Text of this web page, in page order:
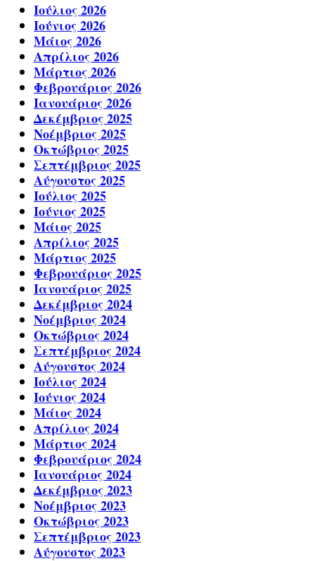
Ιούλιος 2026
Ιούνιος 2026
Μάιος 2026
Απρίλιος 2026
Μάρτιος 2026
Φεβρουάριος 2026
Ιανουάριος 2026
Δεκέμβριος 2025
Νοέμβριος 2025
Οκτώβριος 2025
Σεπτέμβριος 2025
Αύγουστος 2025
Ιούλιος 2025
Ιούνιος 2025
Μάιος 2025
Απρίλιος 2025
Μάρτιος 2025
Φεβρουάριος 2025
Ιανουάριος 2025
Δεκέμβριος 2024
Νοέμβριος 2024
Οκτώβριος 2024
Σεπτέμβριος 2024
Αύγουστος 2024
Ιούλιος 2024
Ιούνιος 2024
Μάιος 2024
Απρίλιος 2024
Μάρτιος 2024
Φεβρουάριος 2024
Ιανουάριος 2024
Δεκέμβριος 2023
Νοέμβριος 2023
Οκτώβριος 2023
Σεπτέμβριος 2023
Αύγουστος 2023